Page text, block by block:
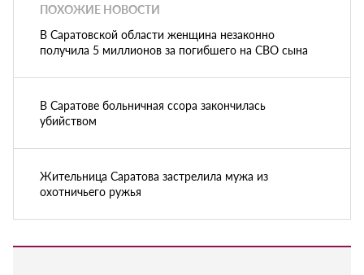
ПОХОЖИЕ НОВОСТИ
В Саратовской области женщина незаконно
получила 5 миллионов за погибшего на СВО сына
В Саратове больничная ссора закончилась
убийством
Жительница Саратова застрелила мужа из
охотничьего ружья